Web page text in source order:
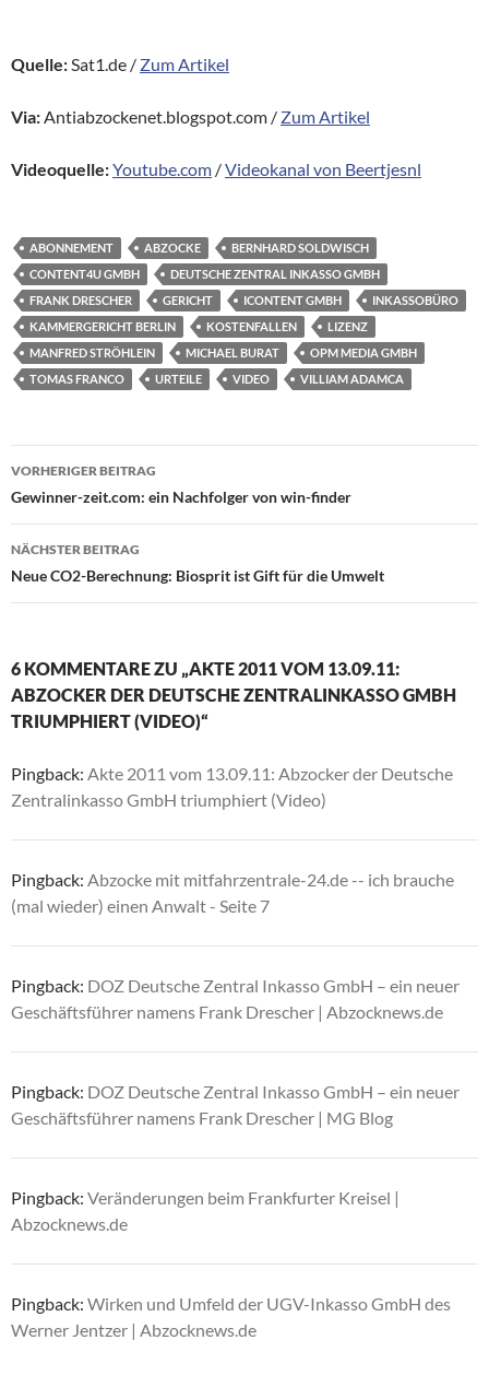
Quelle:Sat1.de / Zum Artikel
Via:Antiabzockenet.blogspot.com / Zum Artikel
Videoquelle:Youtube.com /Videokanal von Beertjesnl
ABONNEMENT ABZOCKE
BERNHARD SOLDWISCH
CONTENT4U GMBH
DEUTSCHE ZENTRAL INKASSO GMBH
FRANK DRESCHER
GERICHT ICONTENT GMBH
INKASSOBÜRO
KAMMERGERICHT BERLIN
KOSTENFALLEN
LIZENZ
MANFRED STRÖHLEIN
MICHAEL BURAT
OPM MEDIA GMBH
TOMAS FRANCO
URTEILE VIDEO VILLIAM ADAMCA
Beitragsnavigation
VORHERIGER BEITRAG
Gewinner-zeit.com: ein Nachfolger von win-finder
NÄCHSTER BEITRAG
Neue CO2-Berechnung: Biosprit ist Gift für die Umwelt
6 KOMMENTARE ZU „AKTE 2011 VOM 13.09.11:
ABZOCKER DER DEUTSCHE ZENTRALINKASSO GMBH
TRIUMPHIERT (VIDEO)“
Pingback: Akte 2011 vom 13.09.11: Abzocker der Deutsche
Zentralinkasso GmbH triumphiert (Video)
Pingback: Abzocke mit mitfahrzentrale-24.de -- ich brauche
(mal wieder) einen Anwalt - Seite 7
Pingback: DOZ Deutsche Zentral Inkasso GmbH – ein neuer
Geschäftsführer namens Frank Drescher | Abzocknews.de
Pingback: DOZ Deutsche Zentral Inkasso GmbH – ein neuer
Geschäftsführer namens Frank Drescher | MG Blog
Pingback: Veränderungen beim Frankfurter Kreisel |
Abzocknews.de
Pingback: Wirken und Umfeld der UGV-Inkasso GmbH des
Werner Jentzer | Abzocknews.de